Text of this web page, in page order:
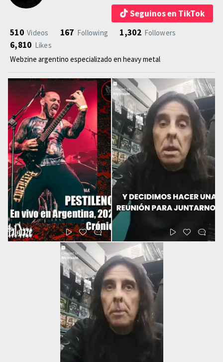
Seguinos en TikTok
510 Videos 167 Following 1,302 Followers
6,810 Likes
Webzine argentino especializado en heavy metal